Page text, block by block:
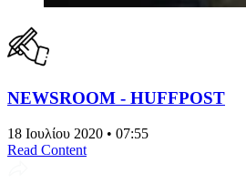
NEWSROOM - HUFFPOST
18 Ιουλίου 2020 • 07:55
Read Content